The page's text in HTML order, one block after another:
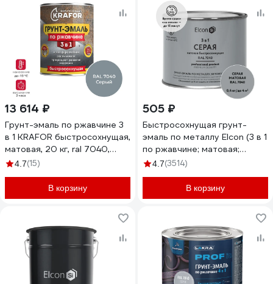
13 614 ₽
Грунт-эмаль по ржавчине 3
в 1 KRAFOR быстросохнущая,
матовая, 20 кг, ral 7040,
серая 250222
4.7(15)
В корзину
505 ₽
Быстросохнущая грунт-
эмаль по металлу Elcon (3 в 1
по ржавчине; матовая;
серая; 0,4 кг) 00-00462646
4.7(3514)
В корзину